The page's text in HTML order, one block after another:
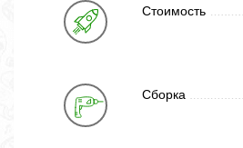
Стоимость
Сборка